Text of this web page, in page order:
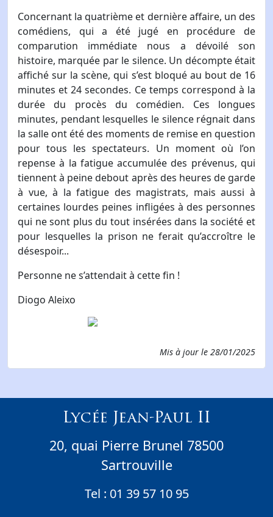
Concernant la quatrième et dernière affaire, un des
comédiens, qui a été jugé en procédure de
comparution immédiate nous a dévoilé son
histoire, marquée par le silence. Un décompte était
affiché sur la scène, qui s’est bloqué au bout de 16
minutes et 24 secondes. Ce temps correspond à la
durée du procès du comédien. Ces longues
minutes, pendant lesquelles le silence régnait dans
la salle ont été des moments de remise en question
pour tous les spectateurs. Un moment où l’on
repense à la fatigue accumulée des prévenus, qui
tiennent à peine debout après des heures de garde
à vue, à la fatigue des magistrats, mais aussi à
certaines lourdes peines infligées à des personnes
qui ne sont plus du tout insérées dans la société et
pour lesquelles la prison ne ferait qu’accroître le
désespoir...
Personne ne s’attendait à cette fin !
Diogo Aleixo
Mis à jour le 28/01/2025
Lycée Jean-Paul II
20, quai Pierre Brunel 78500
Sartrouville
Tel : 01 39 57 10 95